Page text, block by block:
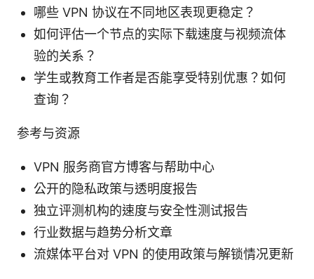
哪些 VPN 协议在不同地区表现更稳定？
如何评估一个节点的实际下载速度与视频流体
验的关系？
学生或教育工作者是否能享受特别优惠？如何
查询？
参考与资源
VPN 服务商官方博客与帮助中心
公开的隐私政策与透明度报告
独立评测机构的速度与安全性测试报告
行业数据与趋势分析文章
流媒体平台对 VPN 的使用政策与解锁情况更新